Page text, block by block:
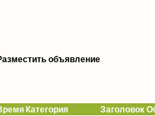
объявление
Категория Заголовок